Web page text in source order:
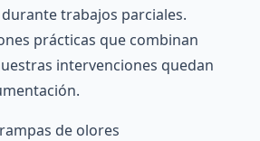
trabajos parciales.
prácticas que combinan
intervenciones quedan
de olores